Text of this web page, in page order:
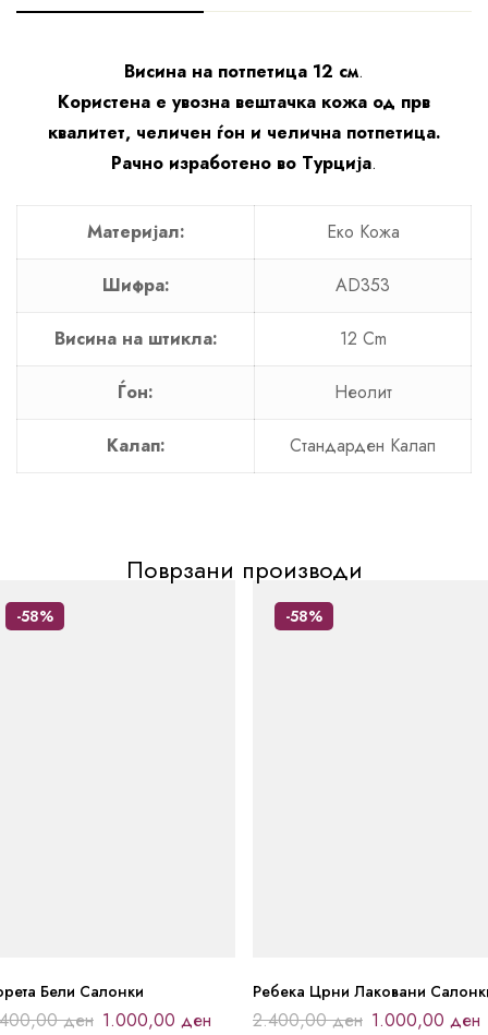
Висина на потпетица 12 см.
Користена е увозна вештачка кожа од прв
квалитет, челичен ѓон и челична потпетица.
Рачно изработено во Турција.
Материјал: Еко Кожа
Шифра: AD353
Висина на штикла: 12 Cm
Ѓон: Неолит
Калап: Стандарден Калап
Поврзани производи
-58%
Бели Салонки
ден 1.000,00 ден
-58%
Ребека Црни Лаковани
2.400,00ден 1.000,00 ден